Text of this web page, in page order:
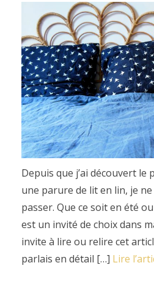
Depuis que j’ai découvert le
une parure de lit en lin, je ne
passer. Que ce soit en été
est un invité de choix dans
invite à lire ou relire cet
parlais en détail […] Lire